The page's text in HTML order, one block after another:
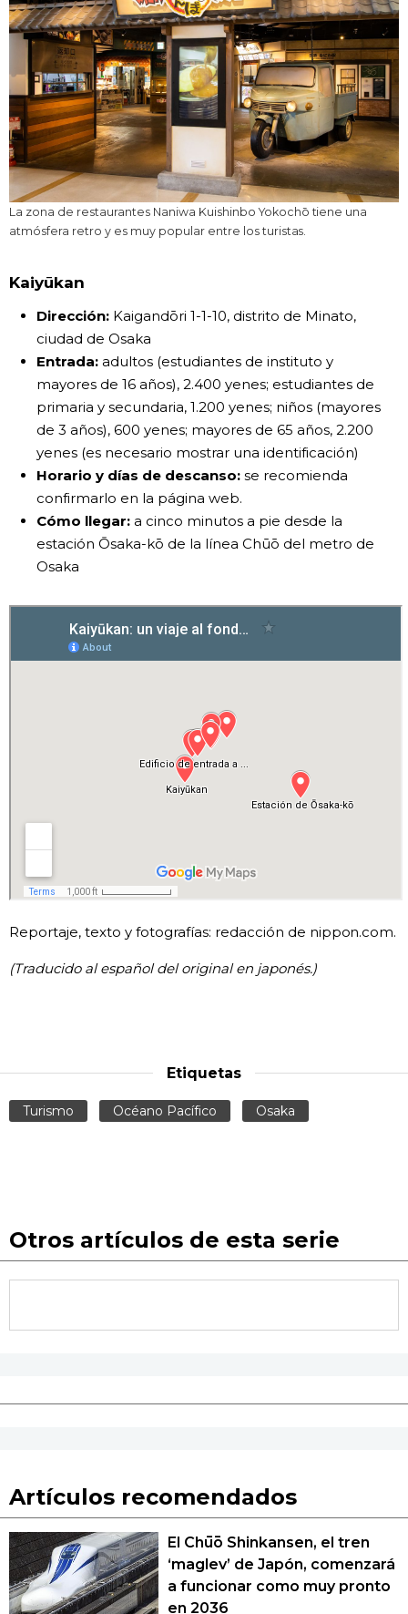
La zona de restaurantes Naniwa Kuishinbo Yokochō tiene una
atmósfera retro y es muy popular entre los turistas.
Kaiyūkan
Dirección: Kaigandōri 1-1-10, distrito de Minato,
ciudad de Osaka
Entrada: adultos (estudiantes de instituto y
mayores de 16 años), 2.400 yenes; estudiantes de
primaria y secundaria, 1.200 yenes; niños (mayores
de 3 años), 600 yenes; mayores de 65 años, 2.200
yenes (es necesario mostrar una identificación)
Horario y días de descanso:se recomienda
confirmarlo en la página web.
Cómo llegar: a cinco minutos a pie desde la
estación Ōsaka-kō de la línea Chūō del metro de
Osaka
Reportaje, texto y fotografías: redacción de nippon.com.
(Traducido al español del original en japonés.)
Etiquetas
Turismo Océano Pacífico Osaka
Otros artículos de esta serie
Artículos recomendados
El Chūō Shinkansen, el tren
‘maglev’ de Japón, comenzará
a funcionar como muy pronto
en 2036